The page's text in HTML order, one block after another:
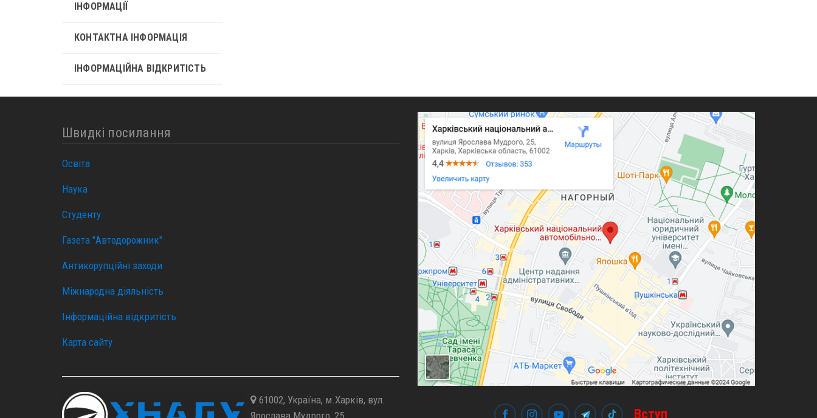
ІНФОРМАЦІЇ
КОНТАКТНА ІНФОРМАЦІЯ
ІНФОРМАЦІЙНА ВІДКРИТІСТЬ
Швидкі посилання
Освіта
Наука
Студенту
Газета "Автодорожник"
Антикорупційні заходи
Міжнародна діяльність
Інформаційна відкритість
Карта сайту
61002, Україна, м.Харків, вул.
Ярослава Мудрого, 25
Вступ